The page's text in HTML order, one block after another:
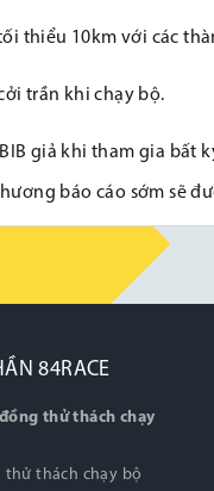
thiểu 10km với các
trần khi chạy bộ.
giả khi tham gia bất
báo cáo sớm sẽ
84RACE
đồng thử thách chạy
thử thách chạy bộ